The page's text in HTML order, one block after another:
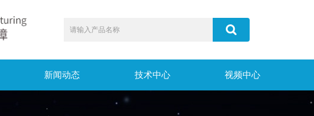
新闻动态 技术中心 视频中心